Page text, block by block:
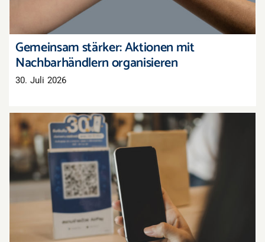
Gemeinsam stärker: Aktionen mit
Nachbarhändlern organisieren
30. Juli 2026
QR-Codes im Schaufenster: Kleiner Aufwand,
großer Effekt